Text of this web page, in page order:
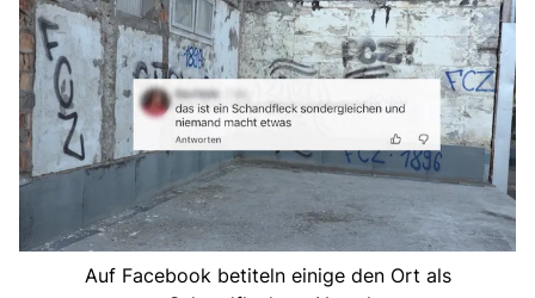
Auf Facebook betiteln einige den Ort als